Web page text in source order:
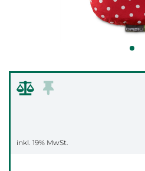
inkl. 19% MwSt.